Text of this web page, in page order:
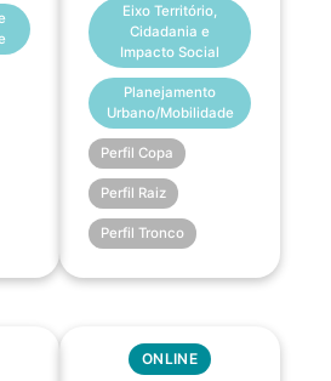
Eixo Território,
Cidadania e
Impacto Social
Planejamento
Urbano/Mobilidade
Perfil Copa
Perfil Raiz
Perfil Tronco
ONLINE